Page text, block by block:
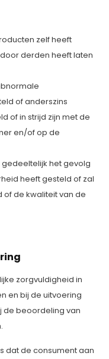
zelf heeft
derden heeft laten
of anderszins
of in strijd zijn met de
en/of op de
het gevolg
heeft gesteld of zal
of de kwaliteit van de
zorgvuldigheid in
en bij de uitvoering
de beoordeling van
dat de consument aan